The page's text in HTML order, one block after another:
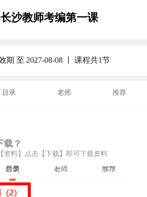
长沙教师考编第一课
有效期 至 2027-08-08 丨 课程共1节
目录 老师 推荐
载？
资料】点击【下载】即可下载资料